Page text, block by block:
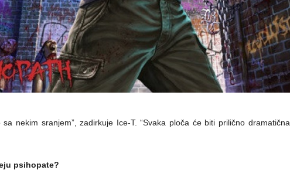
sa nekim sranjem”, zadirkuje Ice-T. “Svaka ploča će biti prilično dramatična,
psihopate?